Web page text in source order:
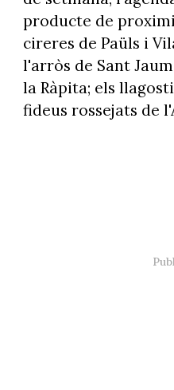
producte de
cireres de Paüls i
l'arròs de Sant
la Ràpita; els
fideus rossejats de